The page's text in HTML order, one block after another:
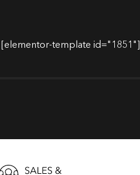
[elementor-template id="1851"]